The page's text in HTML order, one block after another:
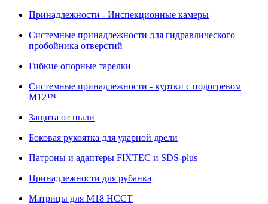
Принадлежности - Инспекционные камеры
Системные принадлежности для гидравлического
пробойника отверстий
Гибкие опорные тарелки
Системные принадлежности - куртки с подогревом
M12™
Защита от пыли
Боковая рукоятка для ударной дрели
Патроны и адаптеры FIXTEC и SDS-plus
Принадлежности для рубанка
Матрицы для M18 HCCT